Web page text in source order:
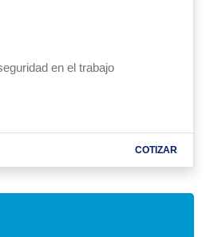
en el trabajo
COTIZAR